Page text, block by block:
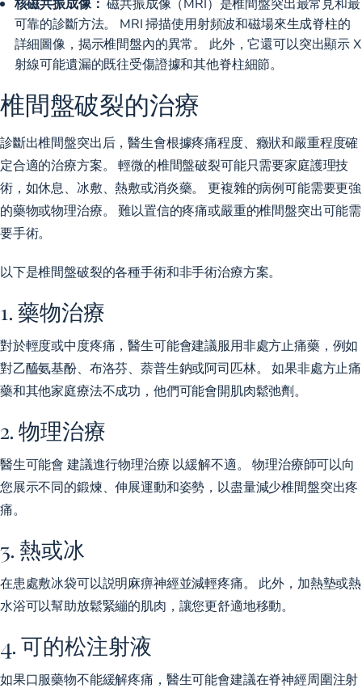
可靠的診斷方法。 MRI 掃描使用射頻波和磁場來生成脊柱的
詳細圖像，揭示椎間盤內的異常。 此外，它還可以突出顯示 X
射線可能遺漏的既往受傷證據和其他脊柱細節。
椎間盤破裂的治療
診斷出椎間盤突出后，醫生會根據疼痛程度、癥狀和嚴重程度確
定合適的治療方案。 輕微的椎間盤破裂可能只需要家庭護理技
術，如休息、冰敷、熱敷或消炎藥。 更複雜的病例可能需要更強
的藥物或物理治療。 難以置信的疼痛或嚴重的椎間盤突出可能需
要手術。
以下是椎間盤破裂的各種手術和非手術治療方案。
1. 藥物治療
對於輕度或中度疼痛，醫生可能會建議服用非處方止痛藥，例如
對乙醯氨基酚、布洛芬、萘普生鈉或阿司匹林。 如果非處方止痛
藥和其他家庭療法不成功，他們可能會開肌肉鬆弛劑。
2. 物理治療
醫生可能會 建議進行物理治療 以緩解不適。 物理治療師可以向
您展示不同的鍛煉、伸展運動和姿勢，以盡量減少椎間盤突出疼
痛。
3. 熱或冰
在患處敷冰袋可以説明麻痹神經並減輕疼痛。 此外，加熱墊或熱
水浴可以幫助放鬆緊繃的肌肉，讓您更舒適地移動。
4. 可的松注射液
如果口服藥物不能緩解疼痛，醫生可能會建議在脊神經周圍注射